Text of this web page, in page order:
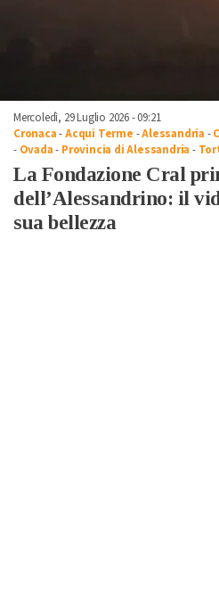
Mercoledì, 29 Luglio 2026 - 09:21
Cronaca-Acqui Terme -Alessandria -
- Ovada- Provincia di Alessandria -
La Fondazione Cral
dell’Alessandrino: il
sua bellezza